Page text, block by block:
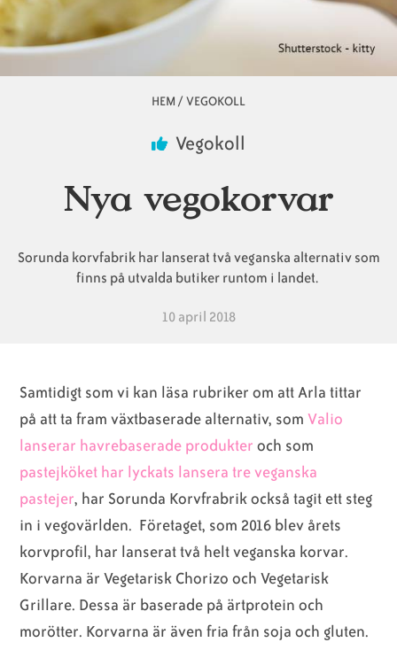
Animaliska
ingredienser
Veganska
konsumentlistor
frågor
substitut
certifieringar
HEM /VEGOKOLL
Vegokoll
Nya vegokorvar
Sorunda korvfabrik har lanserat två veganska alternativ som
finns på utvalda butiker runtom i landet.
10 april 2018
Samtidigt som vi kan läsa rubriker om att Arla tittar
på att ta fram växtbaserade alternativ, somValio
lanserar havrebaserade produkter och som
pastejköket har lyckats lansera tre veganska
pastejer, har Sorunda Korvfrabrik också tagit ett steg
in i vegovärlden. Företaget, som 2016 blev årets
korvprofil, har lanserat två helt veganska korvar.
Korvarna är Vegetarisk Chorizo och Vegetarisk
Grillare. Dessa är baserade på ärtprotein och
morötter. Korvarna är även fria från soja och gluten.